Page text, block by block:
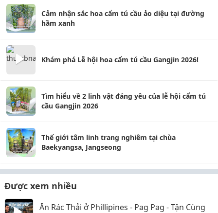
Cảm nhận sắc hoa cẩm tú cầu ảo diệu tại đường
hầm xanh
Khám phá Lễ hội hoa cẩm tú cầu Gangjin 2026!
Tìm hiểu về 2 linh vật đáng yêu của lễ hội cẩm tú
cầu Gangjin 2026
Thế giới tâm linh trang nghiêm tại chùa
Baekyangsa, Jangseong
Được xem nhiều
Ăn Rác Thải ở Phillipines - Pag Pag - Tận Cùng